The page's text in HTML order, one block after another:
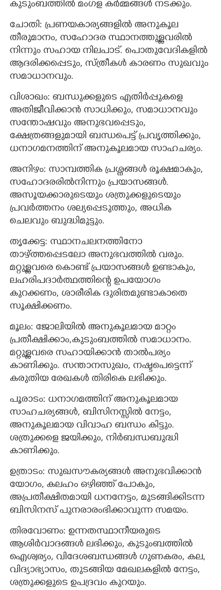
കുടുംബത്തിൽ മംഗള കർമ്മങ്ങൾ നടക്കും.
ചോതി: പ്രണയകാര്യങ്ങളിൽ അനുകൂല
തീരുമാനം, സഹോദര സ്ഥാനത്തുള്ളവരിൽ
നിന്നും സഹായ നിലപാട്. പൊതുവേദികളിൽ
ആദരിക്കപ്പെടും, സ്ത്രീകൾ കാരണം സുഖവും
സമാധാനവും.
വിശാഖം: ബന്ധുക്കളുടെ എതിർപ്പുകളെ
അതിജീവിക്കാൻ സാധിക്കും, സമാധാനവും
സന്തോഷവും അനുഭവപ്പെടും,
ക്ഷേത്രങ്ങളുമായി ബന്ധപെട്ട് പ്രവൃത്തിക്കും,
ധനാഗമനത്തിന് അനുകൂലമായ സാഹചര്യം.
അനിഴം: സാമ്പത്തിക പ്രശ്നങ്ങൾ രൂക്ഷമാകും,
സഹോദരരിൽനിന്നും പ്രയാസങ്ങൾ.
അസൂയക്കാരുടെയും ശത്രുക്കളുടെയും
പ്രവർത്തനം ശല്യ‌പ്പെടുത്തും, അധിക
ചെലവും ബുദ്ധിമുട്ടും.
തൃക്കേട്ട: സ്ഥാനചലനത്തിനോ
താഴ്ത്തപ്പെടലോ അനുഭവത്തിൽ വരും.
മറ്റുള്ളവരെ കൊണ്ട് പ്രയാസങ്ങൾ ഉണ്ടാകും,
ലഹരിപദാർത്ഥത്തിന്റെ ഉപയോഗം
കുറക്കണം, ശാരീരിക ദുരിതമുണ്ടാകാതെ
സൂക്ഷിക്കണം.
മൂലം: ജോലിയിൽ അനുകൂലമായ മാറ്റം
പ്രതീക്ഷിക്കാം,കുടുംബത്തിൽ സമാധാനം.
മറ്റുള്ളവരെ സഹായിക്കാൻ താൽപര്യം
കാണിക്കും. സന്താനസുഖം, നഷ്ടപെട്ടെന്ന്
കരുതിയ രേഖകൾ തിരികെ ലഭിക്കും.
പൂരാടം: ധനാഗമത്തിന് അനുകൂലമായ
സാഹചര്യങ്ങൾ, ബിസിനസ്സിൽ നേട്ടം,
അനുകൂലമായ വിവാഹ ബന്ധം കിട്ടും.
ശത്രുക്കളെ ജയിക്കും, നിർബന്ധബുദ്ധി
കാണിക്കും.
ഉത്രാടം: സുഖസൗകര്യങ്ങൾ അനുഭവിക്കാൻ
യോഗം, കലഹം ഒഴിഞ്ഞ് പോകും,
അപ്രതീക്ഷിതമായി ധനനേട്ടം, മുടങ്ങിക്കിടന്ന
ബിസിനസ് പുനരാരംഭിക്കാവുന്ന സമയം.
തിരവോണം: ഉന്നതസ്ഥാനീയരുടെ
ആശിർവാദങ്ങൾ ലഭിക്കും, കുടുംബത്തിൽ
ഐശ്വര്യം, വിദേശബന്ധങ്ങൾ ഗുണകരം, കല,
വിദ്യാഭ്യാസം, തുടങ്ങിയ മേഖലകളിൽ നേട്ടം,
ശത്രുക്കളുടെ ഉപദ്രവം കുറയും.